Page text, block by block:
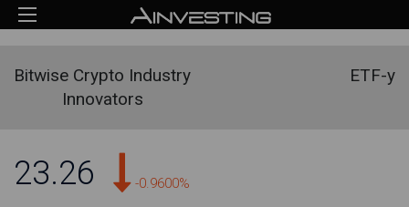
Bitwise Crypto Industry
Innovators
ETF-y
23.26 -0.9600%